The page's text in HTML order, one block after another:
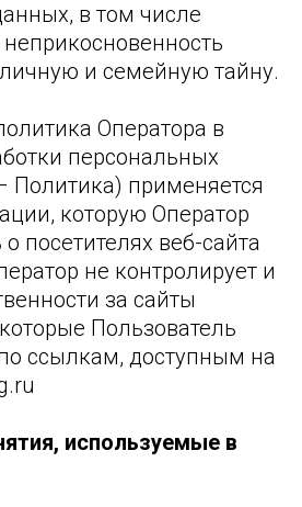
в том числе
и семейную тайну.
Оператора в
персональных
Политика) применяется
которую Оператор
посетителях веб-сайта
не контролирует и
за сайты
Пользователь
ссылкам, доступным на
используемые в